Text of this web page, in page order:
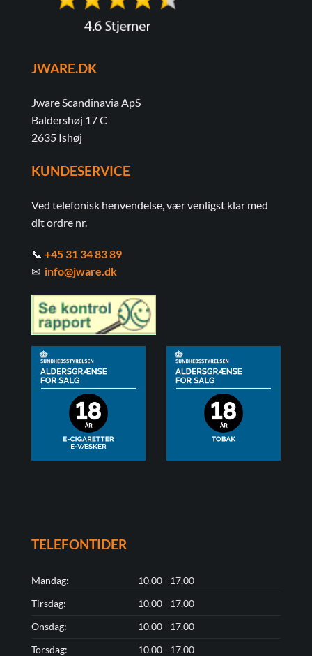
JWARE.DK
Jware Scandinavia ApS
Baldershøj 17 C
2635 Ishøj
KUNDESERVICE
Ved telefonisk henvendelse, vær venligst klar med
dit ordre nr.
📞 +45 31 34 83 89
✉ info@jware.dk
TELEFONTIDER
Mandag:
10.00 - 17.00
Tirsdag:
10.00 - 17.00
Onsdag:
10.00 - 17.00
Torsdag:
10.00 - 17.00